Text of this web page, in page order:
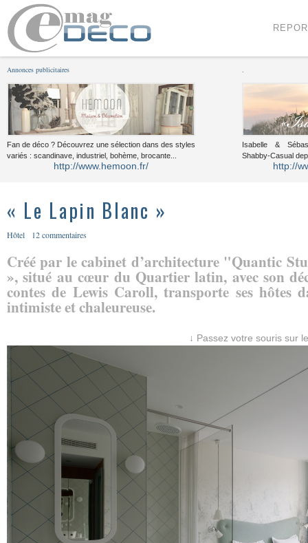
Annonces publicitaires
Fan de déco ? Découvrez une sélection dans des styles
variés : scandinave, industriel, bohème, brocante...
http://www.hemoon.fr/
Isabelle &
Shabby-Casual
http://
« Le Lapin Blanc »
Hôtel 12 commentaires
Créé par le cabinet d’architecture "Quantic
», situé au cœur du Quartier latin, avec son
contes de Lewis Caroll, transporte ses hôtes
intimiste et chaleureuse.
↓ Passez votre souris sur